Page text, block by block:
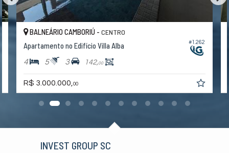
#1.262
BALNEÁRIO CAMBORIÚ - CENTRO
Apartamento no Edifício Villa Alba
4 5 3 142,00
R$ 3.000.000, 00
INVEST GROUP SC